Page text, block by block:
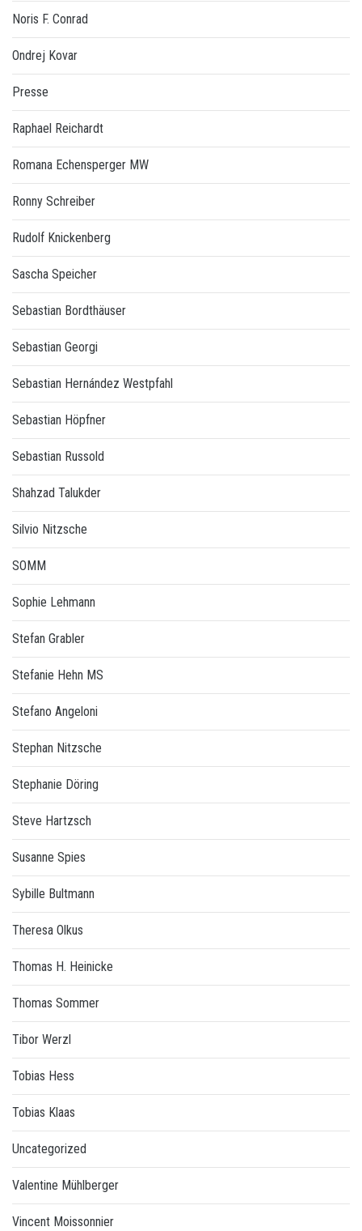
Noris F. Conrad
Ondrej Kovar
Presse
Raphael Reichardt
Romana Echensperger MW
Ronny Schreiber
Rudolf Knickenberg
Sascha Speicher
Sebastian Bordthäuser
Sebastian Georgi
Sebastian Hernández Westpfahl
Sebastian Höpfner
Sebastian Russold
Shahzad Talukder
Silvio Nitzsche
SOMM
Sophie Lehmann
Stefan Grabler
Stefanie Hehn MS
Stefano Angeloni
Stephan Nitzsche
Stephanie Döring
Steve Hartzsch
Susanne Spies
Sybille Bultmann
Theresa Olkus
Thomas H. Heinicke
Thomas Sommer
Tibor Werzl
Tobias Hess
Tobias Klaas
Uncategorized
Valentine Mühlberger
Vincent Moissonnier